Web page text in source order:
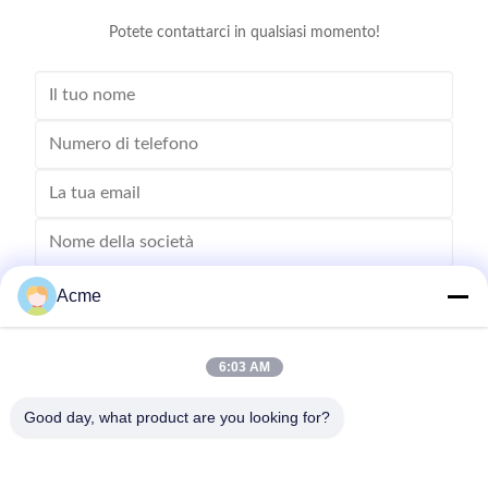
Potete contattarci in qualsiasi momento!
Invii
Acme
6:03 AM
Good day, what product are you looking for?